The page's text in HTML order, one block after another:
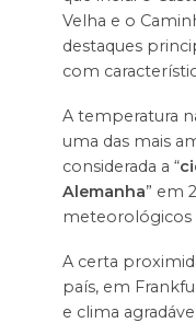
Velha e o
destaques
com
A temperatura
uma das mais
considerada a “
Alemanha” em
meteorológicos
A certa
país, em
e clima